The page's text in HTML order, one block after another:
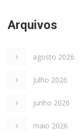
Arquivos
agosto 2026
julho 2026
junho 2026
maio 2026